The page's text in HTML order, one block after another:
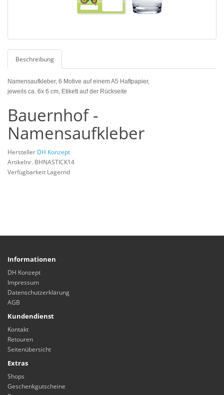
Beschreibung
Namensaufkleber, 6 Motive auf einem A5 Haftpapier,
jeweils ca. 6x 6 cm, Etikett auf der Rückseite
Bauernhof -
Namensaufkleber
Hersteller DH Konzept
Artikelnr. BHNASTICK14
Verfügbarkeit Lagernd
Informationen
DH Konzept
Impressum
Datenschutzerklärung
AGB
Kundendienst
Kontakt
Retouren
Seitenübersicht
Extras
Shops
Geschenkgutscheine